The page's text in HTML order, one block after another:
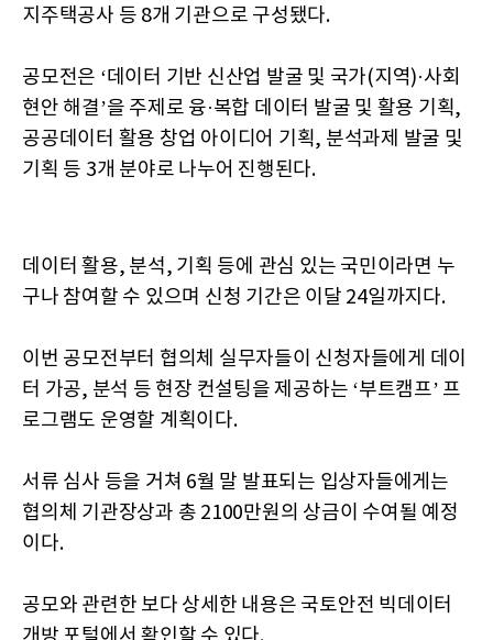
지주택공사 등 8개 기관으로 구성됐다.
공모전은 ‘데이터 기반 신산업 발굴 및 국가(지역)·사회
현안 해결’을 주제로 융·복합 데이터 발굴 및 활용 기획,
공공데이터 활용 창업 아이디어 기획, 분석과제 발굴 및
기획 등 3개 분야로 나누어 진행된다.
데이터 활용, 분석, 기획 등에 관심 있는 국민이라면 누
구나 참여할 수 있으며 신청 기간은 이달 24일까지다.
이번 공모전부터 협의체 실무자들이 신청자들에게 데이
터 가공, 분석 등 현장 컨설팅을 제공하는 ‘부트캠프’ 프
로그램도 운영할 계획이다.
서류 심사 등을 거쳐 6월 말 발표되는 입상자들에게는
협의체 기관장상과 총 2100만원의 상금이 수여될 예정
이다.
공모와 관련한 보다 상세한 내용은 국토안전 빅데이터